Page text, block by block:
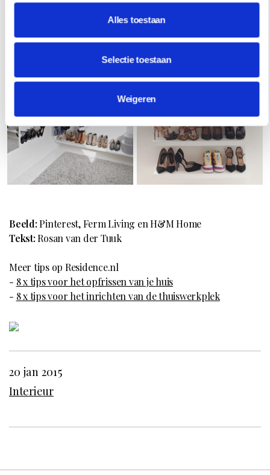
Alles toestaan
Selectie toestaan
Weigeren
Beeld:Pinterest, Ferm Living en H&M Home
Tekst:Rosan van der Tuuk
Meer tips op Residence.nl
- 8 x tips voor het opfrissen van je huis
- 8 x tips voor het inrichten van de thuiswerkplek
20 jan 2015
Interieur